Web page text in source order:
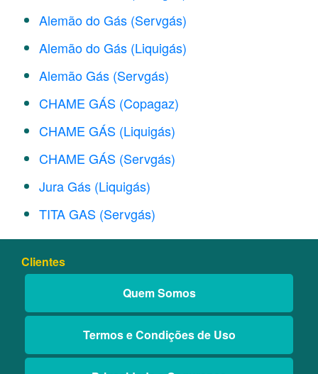
Alemão do Gás (Servgás)
Alemão do Gás (Liquigás)
Alemão Gás (Servgás)
CHAME GÁS (Copagaz)
CHAME GÁS (Liquigás)
CHAME GÁS (Servgás)
Jura Gás (Liquigás)
TITA GAS (Servgás)
Clientes
Quem Somos
Termos e Condições de Uso